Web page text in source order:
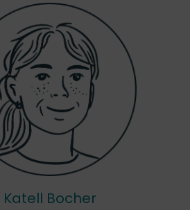
Katell Bocher